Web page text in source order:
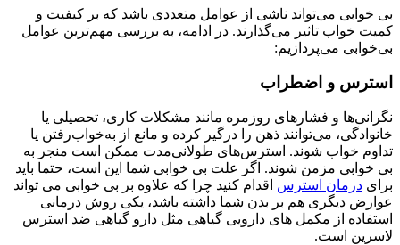
بی خوابی می‌تواند ناشی از عوامل متعددی باشد که بر کیفیت و
کمیت خواب تاثیر می‌گذارند. در ادامه، به بررسی مهم‌ترین عوامل
بی‌خوابی می‌پردازیم:
استرس و اضطراب
نگرانی‌ها و فشارهای روزمره مانند مشکلات کاری، تحصیلی یا
خانوادگی، می‌توانند ذهن را درگیر کرده و مانع از به‌خواب‌رفتن یا
تداوم خواب شوند. استرس‌های طولانی‌مدت ممکن است منجر به
بی خوابی مزمن شوند. اگر علت بی خوابی شما این است، حتما باید
برای درمان استرس اقدام کنید چرا که علاوه بر بی خوابی می تواند
عوارض دیگری هم بر بدن شما داشته باشد، یکی روش درمانی
استفاده از مکمل های دارویی گیاهی مثل دارو گیاهی ضد استرس
لاسرین است.